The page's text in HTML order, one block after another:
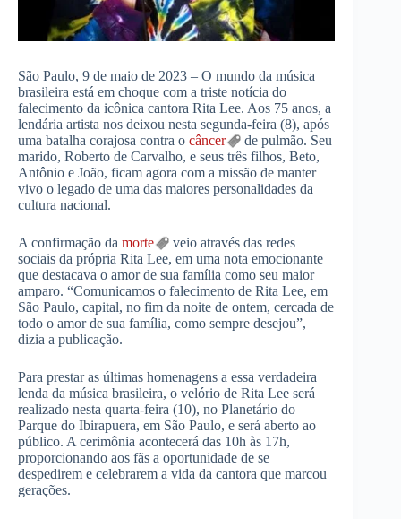
São Paulo, 9 de maio de 2023 – O mundo da música
brasileira está em choque com a triste notícia do
falecimento da icônica cantora Rita Lee. Aos 75 anos, a
lendária artista nos deixou nesta segunda-feira (8), após
uma batalha corajosa contra o câncer
de pulmão. Seu
marido, Roberto de Carvalho, e seus três filhos, Beto,
Antônio e João, ficam agora com a missão de manter
vivo o legado de uma das maiores personalidades da
cultura nacional.
A confirmação da morte
veio através das redes
sociais da própria Rita Lee, em uma nota emocionante
que destacava o amor de sua família como seu maior
amparo. “Comunicamos o falecimento de Rita Lee, em
São Paulo, capital, no fim da noite de ontem, cercada de
todo o amor de sua família, como sempre desejou”,
dizia a publicação.
Para prestar as últimas homenagens a essa verdadeira
lenda da música brasileira, o velório de Rita Lee será
realizado nesta quarta-feira (10), no Planetário do
Parque do Ibirapuera, em São Paulo, e será aberto ao
público. A cerimônia acontecerá das 10h às 17h,
proporcionando aos fãs a oportunidade de se
despedirem e celebrarem a vida da cantora que marcou
gerações.